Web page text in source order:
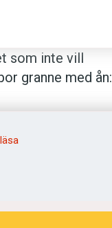
som inte vill
granne med ån:
resande eller
och
anser i det här